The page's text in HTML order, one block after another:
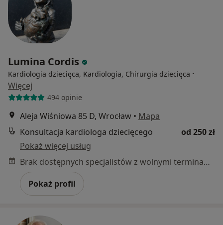
Lumina Cordis
Kardiologia dziecięca, Kardiologia, Chirurgia dziecięca ·
Więcej
494 opinie
Aleja Wiśniowa 85 D, Wrocław • Mapa
Konsultacja kardiologa dziecięcego
od 250 zł
Pokaż więcej usług
Brak dostępnych specjalistów z wolnymi terminami w tym centrum medycznym.
Pokaż profil